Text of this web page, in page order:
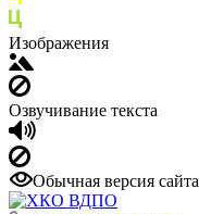
Изображения
Озвучивание текста
Обычная версия сайта